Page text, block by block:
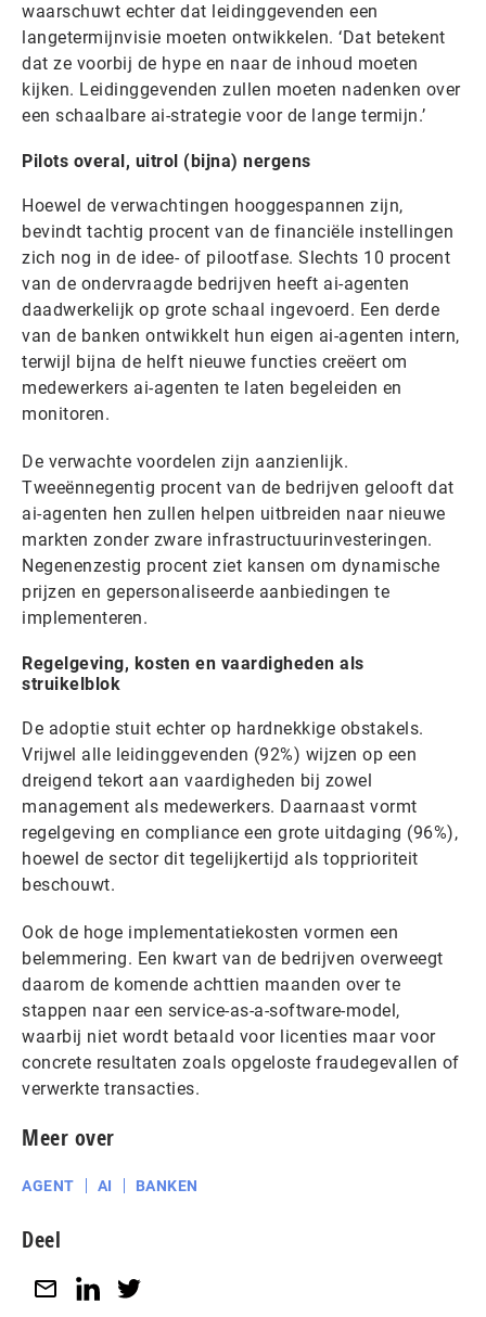
waarschuwt echter dat leidinggevenden een
langetermijnvisie moeten ontwikkelen. ‘Dat betekent
dat ze voorbij de hype en naar de inhoud moeten
kijken. Leidinggevenden zullen moeten nadenken over
een schaalbare ai-strategie voor de lange termijn.’
Pilots overal, uitrol (bijna) nergens
Hoewel de verwachtingen hooggespannen zijn,
bevindt tachtig procent van de financiële instellingen
zich nog in de idee- of pilootfase. Slechts 10 procent
van de ondervraagde bedrijven heeft ai-agenten
daadwerkelijk op grote schaal ingevoerd. Een derde
van de banken ontwikkelt hun eigen ai-agenten intern,
terwijl bijna de helft nieuwe functies creëert om
medewerkers ai-agenten te laten begeleiden en
monitoren.
De verwachte voordelen zijn aanzienlijk.
Tweeënnegentig procent van de bedrijven gelooft dat
ai-agenten hen zullen helpen uitbreiden naar nieuwe
markten zonder zware infrastructuurinvesteringen.
Negenenzestig procent ziet kansen om dynamische
prijzen en gepersonaliseerde aanbiedingen te
implementeren.
Regelgeving, kosten en vaardigheden als
struikelblok
De adoptie stuit echter op hardnekkige obstakels.
Vrijwel alle leidinggevenden (92%) wijzen op een
dreigend tekort aan vaardigheden bij zowel
management als medewerkers. Daarnaast vormt
regelgeving en compliance een grote uitdaging (96%),
hoewel de sector dit tegelijkertijd als topprioriteit
beschouwt.
Ook de hoge implementatiekosten vormen een
belemmering. Een kwart van de bedrijven overweegt
daarom de komende achttien maanden over te
stappen naar een service-as-a-software-model,
waarbij niet wordt betaald voor licenties maar voor
concrete resultaten zoals opgeloste fraudegevallen of
verwerkte transacties.
Meer over
AGENT AI BANKEN
Deel